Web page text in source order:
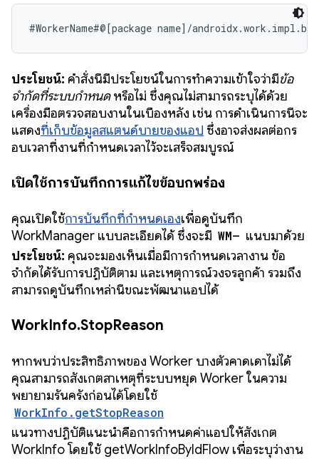
#WorkerName#@[package name]/
ประโยชน์: คำสั่งนี้มีประโยชน์ในการทำความเข้าใจว่ามีข้อ
จำกัดที่ระบบกำหนดหรือไม่ ซึ่งคุณไม่สามารถระบุได้ด้วย
เครื่องมือตรวจสอบงานในเบื้องหลัง เช่น การดำเนินการนี้จะ
แสดงที่เก็บข้อมูลสแตนด์บายของแอป ซึ่งอาจส่งผลต่อกร
อบเวลาที่งานที่กำหนดเวลาไว้จะเสร็จสมบูรณ์
เปิดใช้การบันทึกการแก้ไขข้อบกพร่อง
คุณเปิดใช้การบันทึกที่กำหนดเองเพื่อดูบันทึก
WorkManager แบบละเอียดได้ ซึ่งจะมี WM— แนบมาด้วย
ประโยชน์: คุณจะมองเห็นเมื่อมีการกำหนดเวลางาน ข้อ
จำกัดได้รับการปฏิบัติตาม และเหตุการณ์วงจรลูกค้า รวมถึง
สามารถดูบันทึกเหล่านี้ขณะพัฒนาแอปได้
WorkInfo.StopReason
หากพบว่าประสิทธิภาพของ Worker บางตัวคาดเดาไม่ได้
คุณสามารถสังเกตสาเหตุที่ระบบหยุด Worker ในความ
พยายามรันครั้งก่อนได้โดยใช้
WorkInfo.getStopReason
แนวทางปฏิบัติแนะนำคือการกำหนดค่าแอปให้สังเกต
WorkInfo โดยใช้ getWorkInfoByIdFlow เพื่อระบุว่างาน